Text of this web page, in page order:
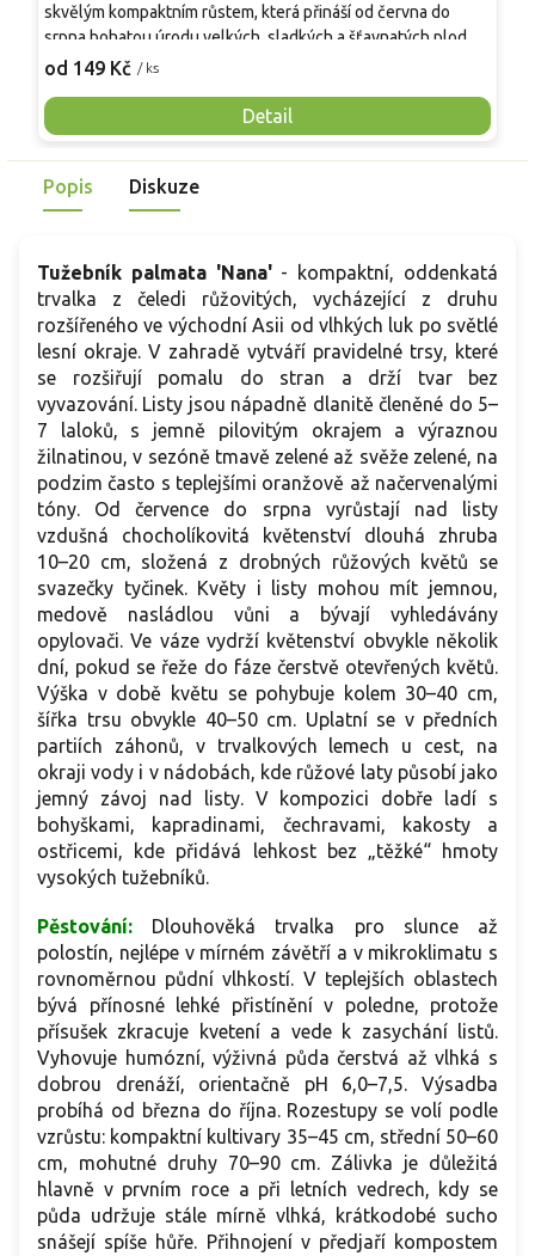
od 149 Kč / ks
Detail
skvělým kompaktním růstem, která přináší od června do
srpna bohatou úrodu velkých, sladkých a šťavnatých plodů.
Pevné vzpřímené výhony tvoří elegantní habitus bez
Mrazuvzdornost do −25 °C a spolehlivá vitalita z něj dělají
skvělou volbu pro každého pěstitele.
Popis Diskuze
Tužebník palmata 'Nana'- kompaktní, oddenkatá
trvalka z čeledi růžovitých, vycházející z druhu
rozšířeného ve východní Asii od vlhkých luk po světlé
lesní okraje. V zahradě vytváří pravidelné trsy, které
se rozšiřují pomalu do stran a drží tvar bez
vyvazování. Listy jsou nápadně dlanitě členěné do 5–
7 laloků, s jemně pilovitým okrajem a výraznou
žilnatinou, v sezóně tmavě zelené až svěže zelené, na
podzim často s teplejšími oranžově až načervenalými
tóny. Od července do srpna vyrůstají nad listy
vzdušná chocholíkovitá květenství dlouhá zhruba
10–20 cm, složená z drobných růžových květů se
svazečky tyčinek. Květy i listy mohou mít jemnou,
medově nasládlou vůni a bývají vyhledávány
opylovači. Ve váze vydrží květenství obvykle několik
dní, pokud se řeže do fáze čerstvě otevřených květů.
Výška v době květu se pohybuje kolem 30–40 cm,
šířka trsu obvykle 40–50 cm. Uplatní se v předních
partiích záhonů, v trvalkových lemech u cest, na
okraji vody i v nádobách, kde růžové laty působí jako
jemný závoj nad listy. V kompozici dobře ladí s
bohyškami, kapradinami, čechravami, kakosty a
ostřicemi, kde přidává lehkost bez „těžké“ hmoty
vysokých tužebníků.
Pěstování: Dlouhověká trvalka pro slunce až
polostín, nejlépe v mírném závětří a v mikroklimatu s
rovnoměrnou půdní vlhkostí. V teplejších oblastech
bývá přínosné lehké přistínění v poledne, protože
přísušek zkracuje kvetení a vede k zasychání listů.
Vyhovuje humózní, výživná půda čerstvá až vlhká s
dobrou drenáží, orientačně pH 6,0–7,5. Výsadba
probíhá od března do října. Rozestupy se volí podle
vzrůstu: kompaktní kultivary 35–45 cm, střední 50–60
cm, mohutné druhy 70–90 cm. Zálivka je důležitá
hlavně v prvním roce a při letních vedrech, kdy se
půda udržuje stále mírně vlhká, krátkodobé sucho
snášejí spíše hůře. Přihnojení v předjaří kompostem